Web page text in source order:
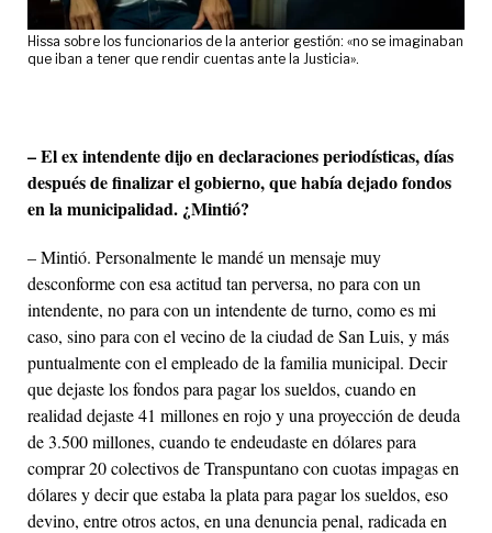
Hissa sobre los funcionarios de la anterior gestión: «no se imaginaban
que iban a tener que rendir cuentas ante la Justicia».
– El ex intendente dijo en declaraciones periodísticas, días
después de finalizar el gobierno, que había dejado fondos
en la municipalidad. ¿Mintió?
– Mintió. Personalmente le mandé un mensaje muy
desconforme con esa actitud tan perversa, no para con un
intendente, no para con un intendente de turno, como es mi
caso, sino para con el vecino de la ciudad de San Luis, y más
puntualmente con el empleado de la familia municipal. Decir
que dejaste los fondos para pagar los sueldos, cuando en
realidad dejaste 41 millones en rojo y una proyección de deuda
de 3.500 millones, cuando te endeudaste en dólares para
comprar 20 colectivos de Transpuntano con cuotas impagas en
dólares y decir que estaba la plata para pagar los sueldos, eso
devino, entre otros actos, en una denuncia penal, radicada en